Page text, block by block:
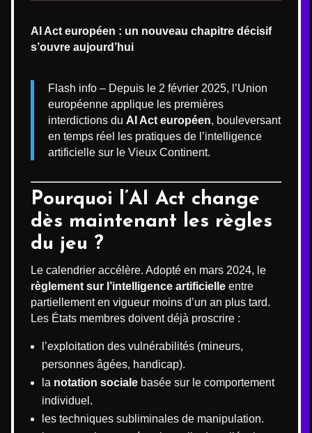
AI Act européen : un nouveau chapitre décisif
s’ouvre aujourd’hui
Flash info – Depuis le 2 février 2025, l’Union
européenne applique les premières
interdictions du AI Act européen, bouleversant
en temps réel les pratiques de l’intelligence
artificielle sur le Vieux Continent.
Pourquoi l’AI Act change
dès maintenant les règles
du jeu ?
Le calendrier accélère. Adopté en mars 2024, le
règlement sur l’intelligence artificielle entre
partiellement en vigueur moins d’un an plus tard.
Les États membres doivent déjà proscrire :
l’exploitation des vulnérabilités (mineurs,
personnes âgées, handicap).
la notation sociale basée sur le comportement
individuel.
les techniques subliminales de manipulation.